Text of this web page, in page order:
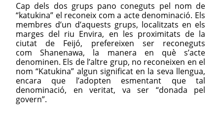
Cap dels dos grups pano coneguts pel nom de
“katukina” el reconeix com a acte denominació. Els
membres d’un d’aquests grups, localitzats en els
marges del riu Envira, en les proximitats de la
ciutat de Feijó, prefereixen ser reconeguts
com Shanenawa, la manera en què s’acte
denominen. Els de l’altre grup, no reconeixen en el
nom “Katukina” algun significat en la seva llengua,
encara que l’adopten esmentant que tal
denominació, en veritat, va ser “donada pel
govern”.